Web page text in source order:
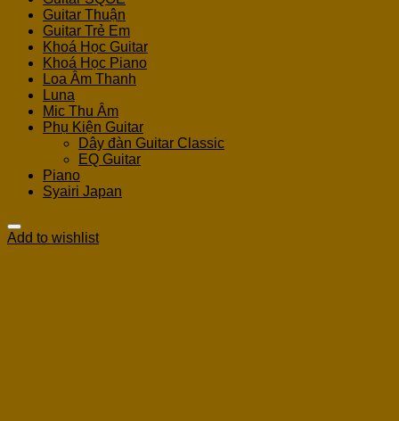
Guitar Thuận
Guitar Trẻ Em
Khoá Học Guitar
Khoá Học Piano
Loa Âm Thanh
Luna
Mic Thu Âm
Phụ Kiện Guitar
Dây đàn Guitar Classic
EQ Guitar
Piano
Syairi Japan
Add to wishlist